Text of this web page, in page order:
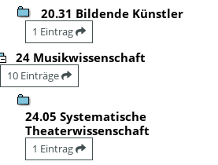
20.31 Bildende Künstler
1 Eintrag
24 Musikwissenschaft
10 Einträge
24.05 Systematische
Theaterwissenschaft
1 Eintrag